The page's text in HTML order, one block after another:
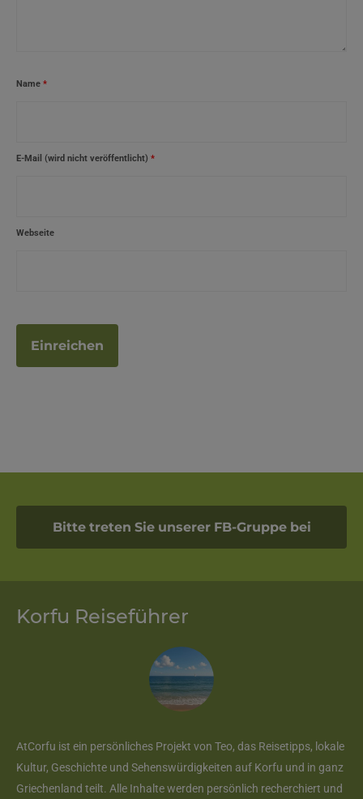
Name *
E-Mail (wird nicht veröffentlicht) *
Webseite
Bitte treten Sie unserer FB-Gruppe bei
Korfu Reiseführer
AtCorfu ist ein persönliches Projekt von Teo, das Reisetipps, lokale
Kultur, Geschichte und Sehenswürdigkeiten auf Korfu und in ganz
Griechenland teilt. Alle Inhalte werden persönlich recherchiert und